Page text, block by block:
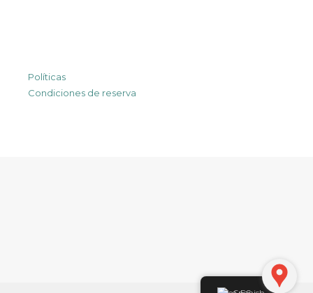
Políticas
Condiciones de reserva